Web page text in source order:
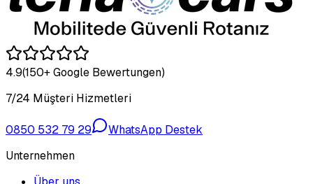
4.9(150+ Google Bewertungen)
7/24 Müşteri Hizmetleri
0850 532 79 29
WhatsApp Destek
Unternehmen